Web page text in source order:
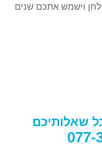
וישמש אתכם שנים
שאלותיכם
077-